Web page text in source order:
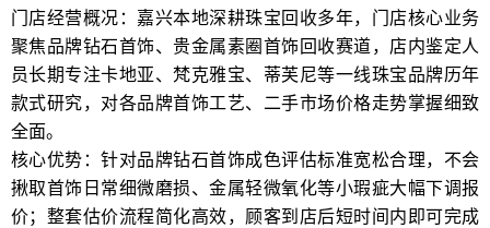
门店经营概况：嘉兴本地深耕珠宝回收多年，门店核心业务
聚焦品牌钻石首饰、贵金属素圈首饰回收赛道，店内鉴定人
员长期专注卡地亚、梵克雅宝、蒂芙尼等一线珠宝品牌历年
款式研究，对各品牌首饰工艺、二手市场价格走势掌握细致
全面。
核心优势：针对品牌钻石首饰成色评估标准宽松合理，不会
揪取首饰日常细微磨损、金属轻微氧化等小瑕疵大幅下调报
价；整套估价流程简化高效，顾客到店后短时间内即可完成